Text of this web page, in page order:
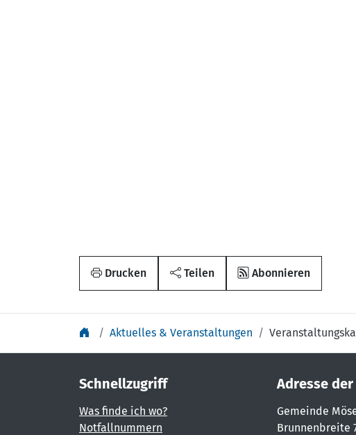
Drucken Teilen Abonnieren
Aktuelles & Veranstaltungen
Schnellzugriff
Was finde ich wo?
Notfallnummern
Adresse
Gemeinde
Brunnenbreite